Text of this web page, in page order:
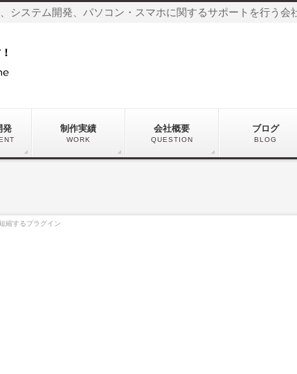
システム開発、パソコン・スマホに関するサポートを行う会
発 制作実績
WORK
会社概要
QUESTION
ブログ
BLOG
縮するプラグイン